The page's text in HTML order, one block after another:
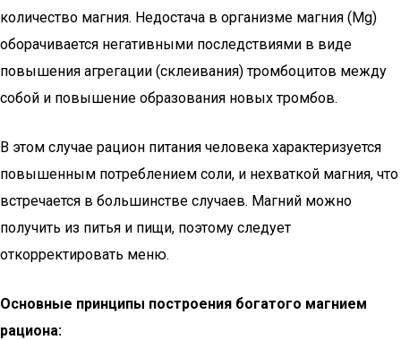
количество магния. Недостача в организме магния (Mg)
оборачивается негативными последствиями в виде
повышения агрегации (склеивания) тромбоцитов между
собой и повышение образования новых тромбов.
В этом случае рацион питания человека характеризуется
повышенным потреблением соли, и нехваткой магния, что
встречается в большинстве случаев. Магний можно
получить из питья и пищи, поэтому следует
откорректировать меню.
Основные принципы построения богатого магнием
рациона: